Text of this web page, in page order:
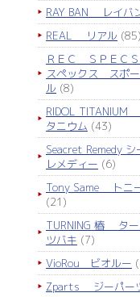
RAY BAN レイバ
REAL リアル (85)
ＲＥＣ ＳＰＥＣ
スペックス スポ
ル (8)
RIDOL TITANIUM
タニウム (43)
Seacret Remedy シ
レメディー (6)
Tony Same トニ
(21)
TURNING 椿 タ
ツバキ (7)
VioRou ビオルー
Zparts ジーパー